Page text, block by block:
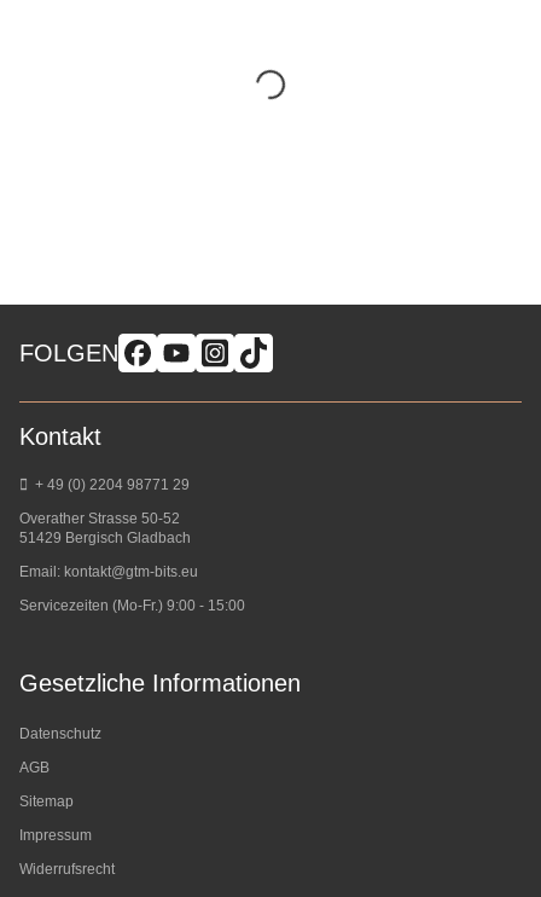
FOLGEN
Kontakt
+ 49 (0) 2204 98771 29
Overather Strasse 50-52
51429 Bergisch Gladbach
Email: kontakt@gtm-bits.eu
Servicezeiten (Mo-Fr.) 9:00 - 15:00
Gesetzliche Informationen
Datenschutz
AGB
Sitemap
Impressum
Widerrufsrecht